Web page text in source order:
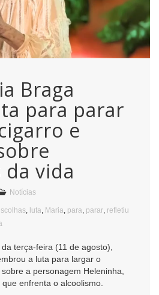
Braga
para parar
e
da vida
Notícias
luta Maria para parar refletiu
da terça-feira (11 de agosto),
a luta para largar o
a personagem Heleninha,
, que enfrenta o alcoolismo.